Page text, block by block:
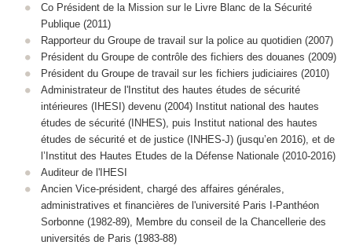
Co Président de la Mission sur le Livre Blanc de la Sécurité
Publique (2011)
Rapporteur du Groupe de travail sur la police au quotidien (2007)
Président du Groupe de contrôle des fichiers des douanes (2009)
Président du Groupe de travail sur les fichiers judiciaires (2010)
Administrateur de l'Institut des hautes études de sécurité
intérieures (IHESI) devenu (2004) Institut national des hautes
études de sécurité (INHES), puis Institut national des hautes
études de sécurité et de justice (INHES-J) (jusqu’en 2016), et de
l’Institut des Hautes Etudes de la Défense Nationale (2010-2016)
Auditeur de l'IHESI
Ancien Vice-président, chargé des affaires générales,
administratives et financières de l'université Paris I-Panthéon
Sorbonne (1982-89), Membre du conseil de la Chancellerie des
universités de Paris (1983-88)